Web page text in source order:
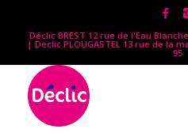
Déclic BREST 12 rue de l'Eau
| Declic PLOUGASTEL 13 rue de la
95